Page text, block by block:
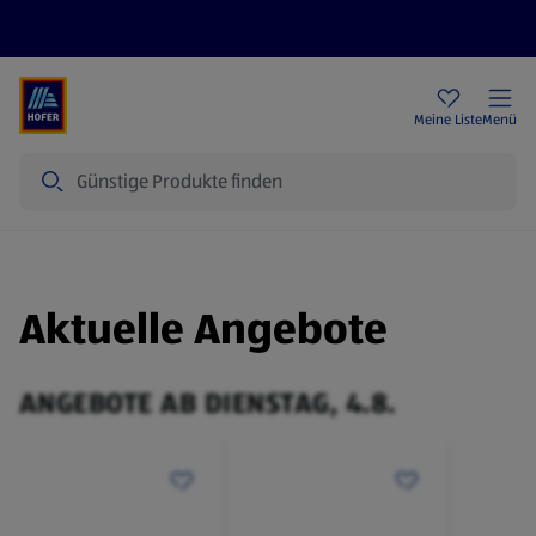
Meine ListeMenü
Aktuelle Angebote
ANGEBOTE AB DIENSTAG, 4.8.